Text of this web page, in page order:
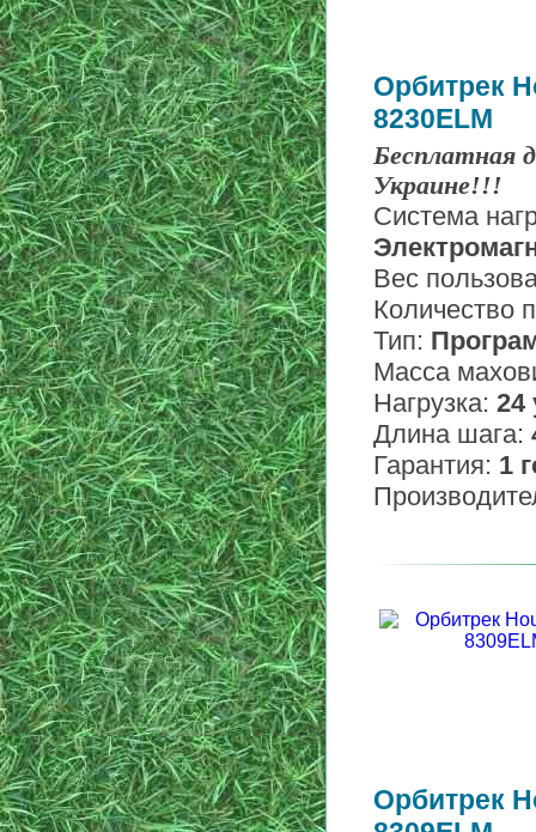
Орбитрек
8230ELM
Бесплатная
Украине!!!
Система
Вес
Количество
Тип:
Масса
Нагрузка: 24
Длина шага:
Гарантия: 1
Орбитрек